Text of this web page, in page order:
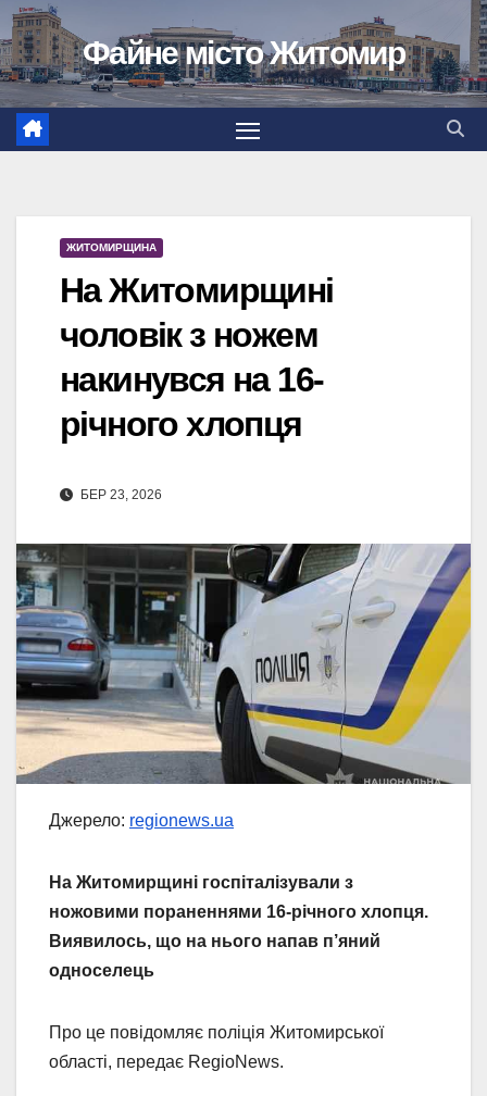
Перейти
до
вмісту
Файне місто Житомир
ЖИТОМИРЩИНА
На Житомирщині
чоловік з ножем
накинувся на 16-
річного хлопця
БЕР 23, 2026
Джерело: regionews.ua
На Житомирщині госпіталізували з
ножовими пораненнями 16-річного хлопця.
Виявилось, що на нього напав п’яний
односелець
Про це повідомляє поліція Житомирської
області, передає RegioNews.